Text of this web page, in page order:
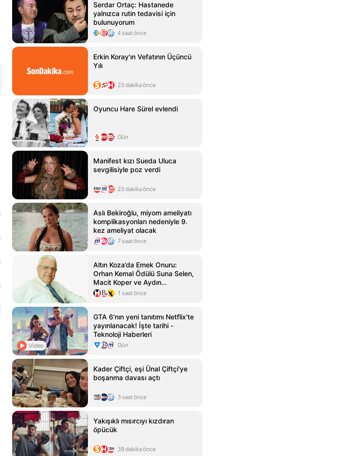
Serdar Ortaç: Hastanede
yalnızca rutin tedavisi için
bulunuyorum
4 saat önce
Erkin Koray'ın Vefatının Üçüncü
Yılı
23 dakika önce
Oyuncu Hare Sürel evlendi
Dün
Manifest kızı Sueda Uluca
sevgilisiyle poz verdi
23 dakika önce
Aslı Bekiroğlu, miyom ameliyatı
komplikasyonları nedeniyle 9.
kez ameliyat olacak
7 saat önce
Altın Koza’da Emek Onuru:
Orhan Kemal Ödülü Suna Selen,
Macit Koper ve Aydın
Sayman’a…1 saat önce
Video
GTA 6'nın yeni tanıtımı Netflix'te
yayınlanacak! İşte tarihi -
Teknoloji Haberleri
Dün
Kader Çiftçi, eşi Ünal Çiftçi'ye
boşanma davası açtı
3 saat önce
Yakışıklı mısırcıyı kızdıran
öpücük
39 dakika önce